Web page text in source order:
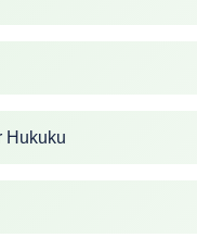
Hukuku